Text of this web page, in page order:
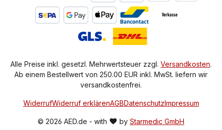
Alle Preise inkl. gesetzl. Mehrwertsteuer zzgl. Versandkosten.
Ab einem Bestellwert von 250.00 EUR inkl. MwSt. liefern wir
versandkostenfrei.
© 2026 AED.de - with by Starmedic GmbH
WiderrufWiderruf erklärenAGBDatenschutzImpressum